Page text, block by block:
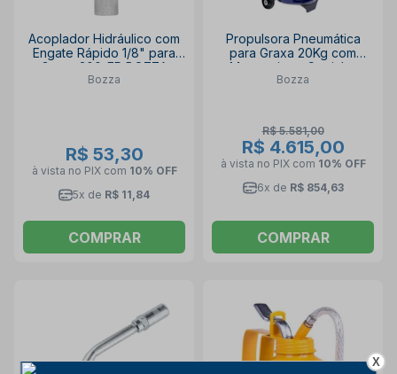
Acoplador Hidráulico com
Engate Rápido 1/8" para
Graxa 300-ER BOZZA
Bozza
R$ 53,30
à vista no PIX com 10% OFF
5x de R$ 11,84
COMPRAR
Propulsora Pneumática
para Graxa 20Kg com
Mangueira e Carrinho
11020-R20-G5 BOZZA
Bozza
R$ 5.581,00
R$ 4.615,00
à vista no PIX com 10% OFF
6x de R$ 854,63
COMPRAR
X